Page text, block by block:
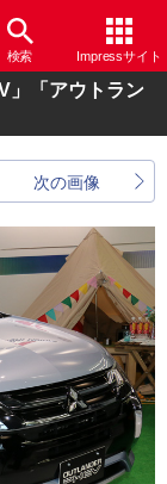
検索 Impressサイト
」「アウトラン
次の画像